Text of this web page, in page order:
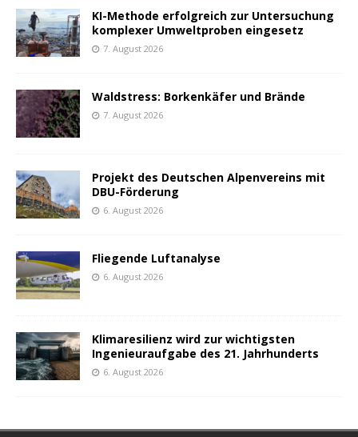
KI-Methode erfolgreich zur Untersuchung
komplexer Umweltproben eingesetz
7. August 2026
Waldstress: Borkenkäfer und Brände
7. August 2026
Projekt des Deutschen Alpenvereins mit
DBU-Förderung
6. August 2026
Fliegende Luftanalyse
6. August 2026
Klimaresilienz wird zur wichtigsten
Ingenieuraufgabe des 21. Jahrhunderts
6. August 2026